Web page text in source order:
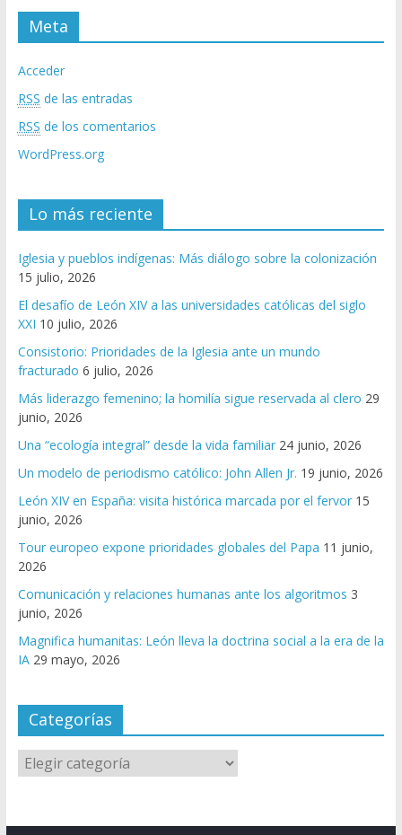
Meta
Acceder
RSS de las entradas
RSS de los comentarios
WordPress.org
Lo más reciente
Iglesia y pueblos indígenas: Más diálogo sobre la colonización
15 julio, 2026
El desafío de León XIV a las universidades católicas del siglo
XXI 10 julio, 2026
Consistorio: Prioridades de la Iglesia ante un mundo
fracturado 6 julio, 2026
Más liderazgo femenino; la homilía sigue reservada al clero 29
junio, 2026
Una “ecología integral” desde la vida familiar 24 junio, 2026
Un modelo de periodismo católico: John Allen Jr. 19 junio, 2026
León XIV en España: visita histórica marcada por el fervor 15
junio, 2026
Tour europeo expone prioridades globales del Papa 11 junio,
2026
Comunicación y relaciones humanas ante los algoritmos 3
junio, 2026
Magnifica humanitas: León lleva la doctrina social a la era de la
IA 29 mayo, 2026
Categorías